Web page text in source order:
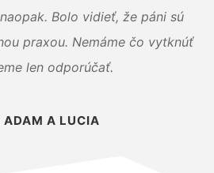
Bolo vidieť, že páni sú
praxou. Nemáme čo vytknúť
len odporúčať.
ADAM A LUCIA